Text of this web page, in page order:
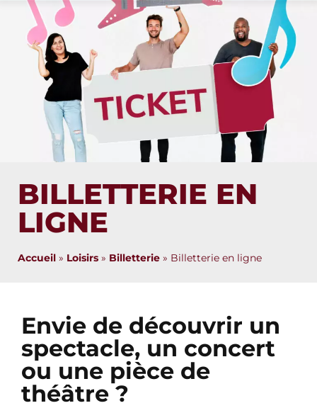
BILLETTERIE EN
LIGNE
Accueil » Loisirs » Billetterie » Billetterie en ligne
Envie de découvrir un
spectacle, un concert
ou une pièce de
théâtre ?